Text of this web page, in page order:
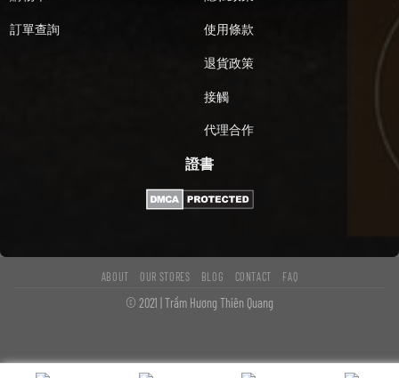
訂單查詢 使用條款
退貨政策
接觸
代理合作
證書
ABOUT OUR STORES BLOG CONTACT FAQ
© 2021 | Trầm Hương Thiên Quang